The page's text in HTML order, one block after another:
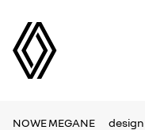
NOWE MEGANE design